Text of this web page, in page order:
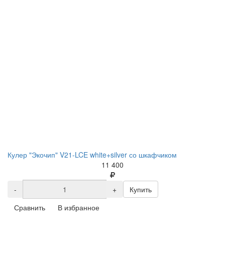
Кулер "Экочип" V21-LCE white+silver со шкафчиком
11 400
- +
Купить
Сравнить
В избранное